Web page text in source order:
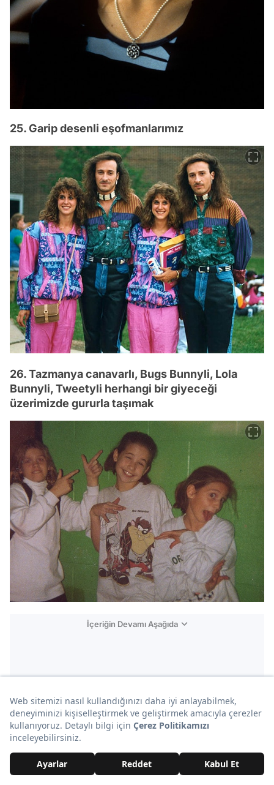
25. Garip desenli eşofmanlarımız
26. Tazmanya canavarlı, Bugs Bunnyli, Lola
Bunnyli, Tweetyli herhangi bir giyeceği
üzerimizde gururla taşımak
İçeriğin Devamı Aşağıda
27. Balık etek modası